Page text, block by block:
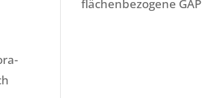
flächenbezogene GAP